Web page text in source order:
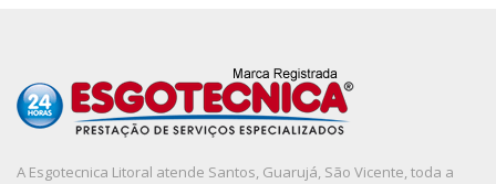
A Esgotecnica Litoral atende Santos, Guarujá, São Vicente, toda a